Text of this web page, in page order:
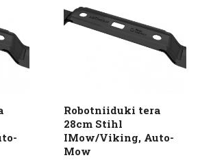
Robotniiduki tera
28cm Stihl
IMow/Viking, Auto-
Mow